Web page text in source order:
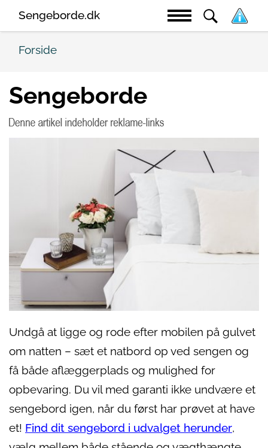
Sengeborde.dk
Forside
Sengeborde
Undgå at ligge og rode efter mobilen på gulvet
om natten – sæt et natbord op ved sengen og
få både aflæggerplads og mulighed for
opbevaring. Du vil med garanti ikke undvære et
sengebord igen, når du først har prøvet at have
et! Find dit sengebord i udvalget herunder,